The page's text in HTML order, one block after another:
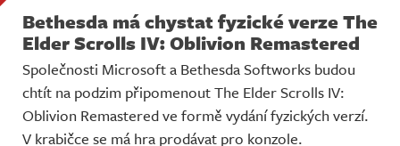
Databáze
Komunita
Redakce
Bethesda má chystat fyzické verze The
Elder Scrolls IV: Oblivion Remastered
Společnosti Microsoft a Bethesda Softworks budou
chtít na podzim připomenout The Elder Scrolls IV:
Oblivion Remastered ve formě vydání fyzických verzí.
V krabičce se má hra prodávat pro konzole.